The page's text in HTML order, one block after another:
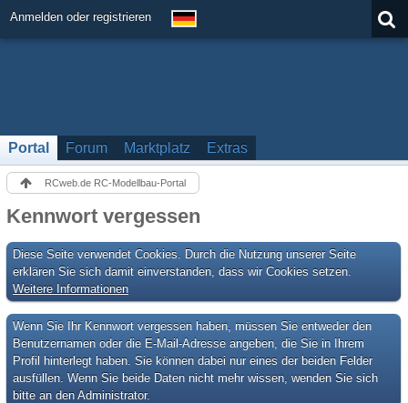
Anmelden oder registrieren
Portal Forum Marktplatz Extras
RCweb.de RC-Modellbau-Portal
Kennwort vergessen
Diese Seite verwendet Cookies. Durch die Nutzung unserer Seite
erklären Sie sich damit einverstanden, dass wir Cookies setzen.
Weitere Informationen
Wenn Sie Ihr Kennwort vergessen haben, müssen Sie entweder den
Benutzernamen oder die E-Mail-Adresse angeben, die Sie in Ihrem
Profil hinterlegt haben. Sie können dabei nur eines der beiden Felder
ausfüllen. Wenn Sie beide Daten nicht mehr wissen, wenden Sie sich
bitte an den Administrator.